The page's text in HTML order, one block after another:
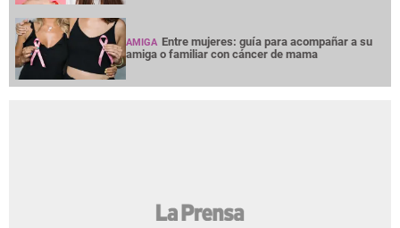
AMIGA Entre mujeres: guía para acompañar a su
amiga o familiar con cáncer de mama